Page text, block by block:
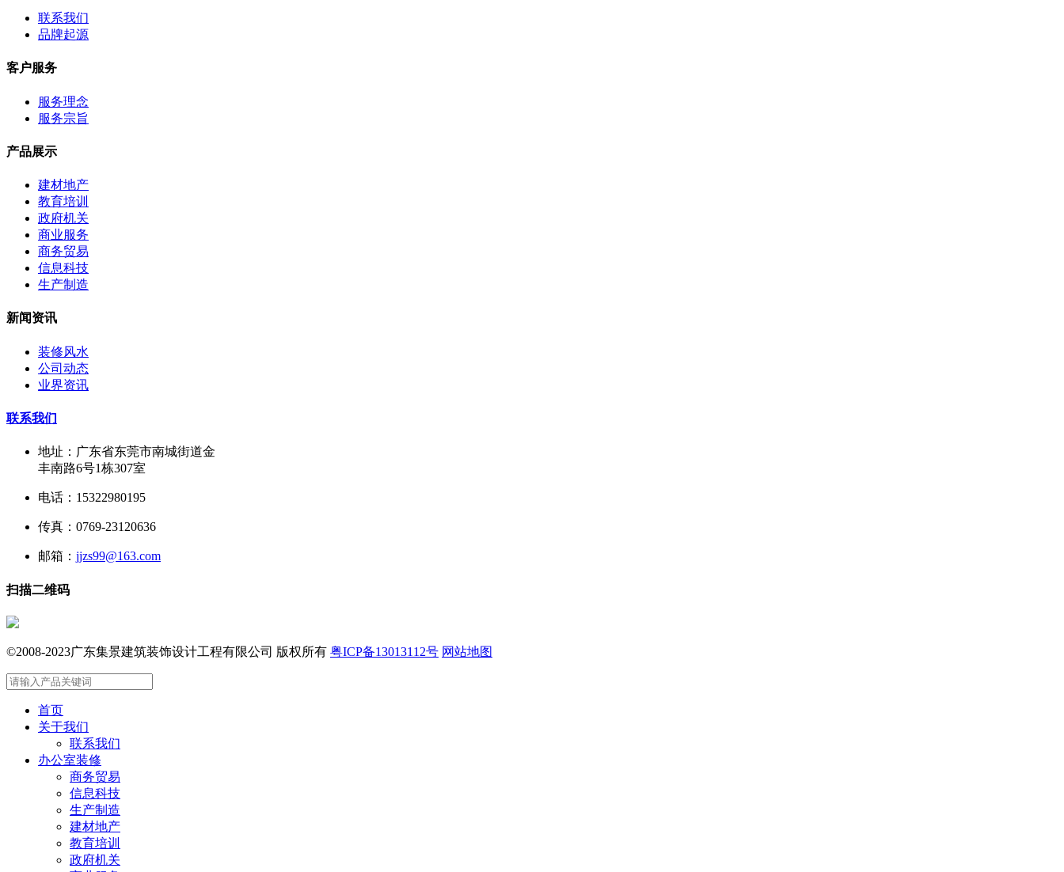
联系我们
品牌起源
客户服务
服务理念
服务宗旨
产品展示
建材地产
教育培训
政府机关
商业服务
商务贸易
信息科技
生产制造
新闻资讯
装修风水
公司动态
业界资讯
联系我们
地址：广东省东莞市南城街道金
丰南路6号1栋307室
电话：15322980195
传真：0769-23120636
邮箱： jjzs99@163.com
扫描二维码
©2008-2023广东集景建筑装饰设计工程有限公司 版权所有 粤ICP备13013112号 网站地图
首页
关于我们
联系我们
办公室装修
商务贸易
信息科技
生产制造
建材地产
教育培训
政府机关